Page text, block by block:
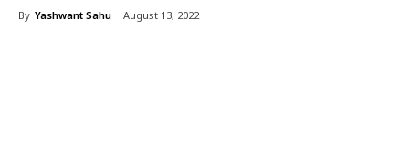
By Yashwant Sahu August 13, 2022